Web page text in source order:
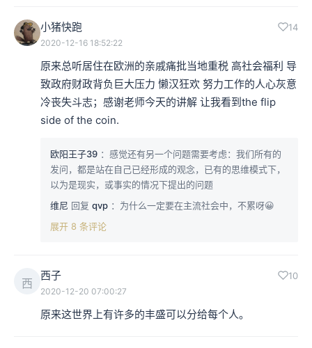
小猪快跑 14
2020-12-16 18:52:22
原来总听居住在欧洲的亲戚痛批当地重税 高社会福利 导
致政府财政背负巨大压力 懒汉狂欢 努力工作的人心灰意
冷丧失斗志；感谢老师今天的讲解 让我看到the flip
side of the coin.
欧阳王子39 ：感觉还有另一个问题需要考虑：我们所有的
发问，都是站在自己已经形成的观念，已有的思维模式下，
以为是现实，或事实的情况下提出的问题
维尼 回复 qvp ：为什么一定要在主流社会中，不累呀😀
展开 8 条评论
西
西子 10
2020-12-20 07:00:27
原来这世界上有许多的丰盛可以分给每个人。